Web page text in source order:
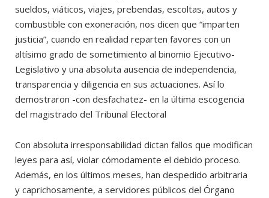
sueldos, viáticos, viajes, prebendas, escoltas, autos y
combustible con exoneración, nos dicen que “imparten
justicia”, cuando en realidad reparten favores con un
altísimo grado de sometimiento al binomio Ejecutivo-
Legislativo y una absoluta ausencia de independencia,
transparencia y diligencia en sus actuaciones. Así lo
demostraron -con desfachatez- en la última escogencia
del magistrado del Tribunal Electoral
Con absoluta irresponsabilidad dictan fallos que modifican
leyes para así, violar cómodamente el debido proceso.
Además, en los últimos meses, han despedido arbitraria
y caprichosamente, a servidores públicos del Órgano